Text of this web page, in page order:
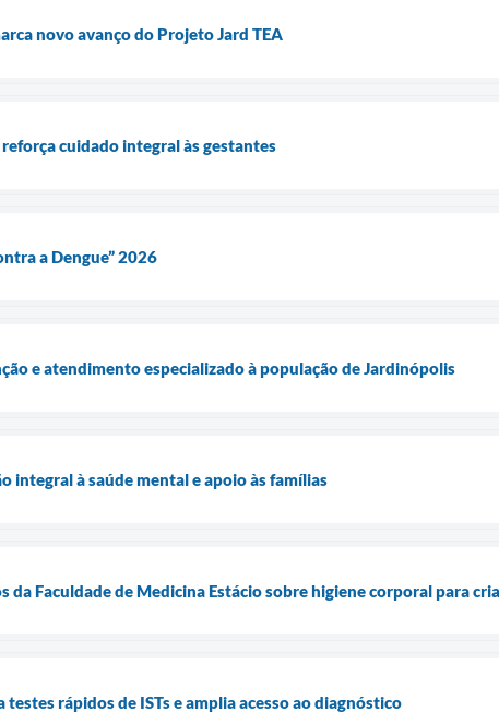
novo avanço do Projeto Jard TEA
cuidado integral às gestantes
a Dengue” 2026
e atendimento especializado à população de Jardinópolis
integral à saúde mental e apoio às famílias
da Faculdade de Medicina Estácio sobre higiene corporal para
rápidos de ISTs e amplia acesso ao diagnóstico